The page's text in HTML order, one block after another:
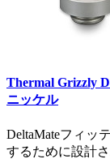
Thermal Grizzly
ニッケル
DeltaMateフィッ
するために設計